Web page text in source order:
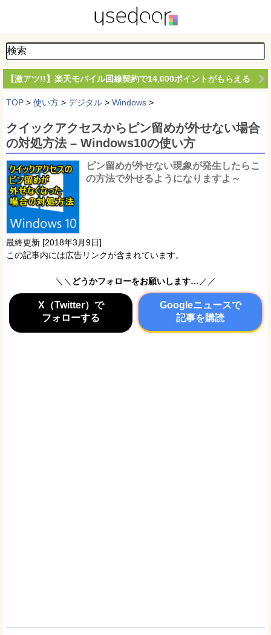
【激アツ!!】楽天モバイル回線契約で14,000ポイントがもらえる
TOP > 使い方 > デジタル > Windows >
クイックアクセスからピン留めが外せない場合
の対処方法 – Windows10の使い方
ピン留めが外せない現象が発生したらこ
の方法で外せるようになりますよ～
最終更新 [2018年3月9日]
この記事内には広告リンクが含まれています。
＼＼ どうかフォローをお願いします… ／／
X（Twitter）で
フォローする
Googleニュースで
記事を購読